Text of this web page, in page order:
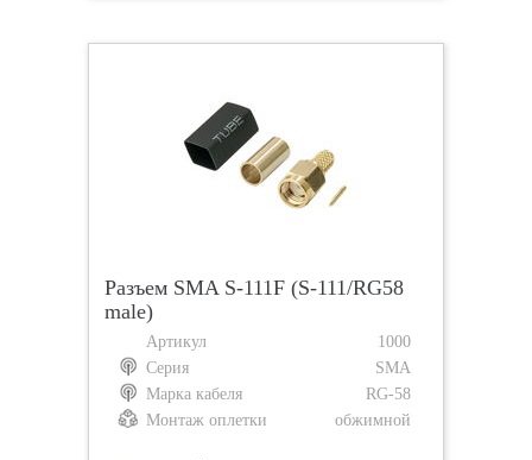
Разъем SMA S-111F (S-111/RG58
male)
Артикул
1000
Серия
SMA
Марка кабеля
RG-58
Монтаж оплетки
обжимной